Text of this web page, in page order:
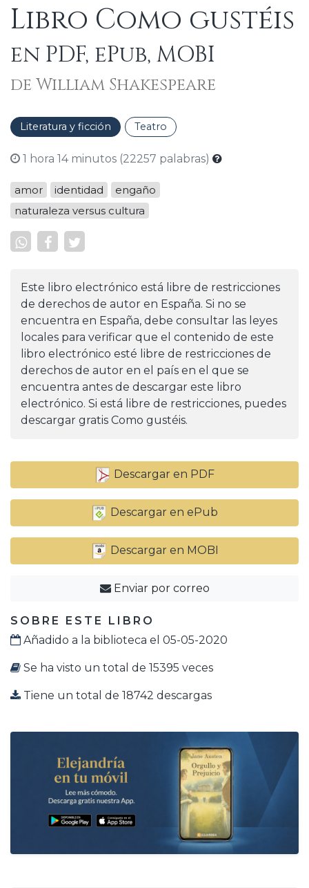
Libro Como gustéis
en PDF, ePub, MOBI
de William Shakespeare
Literatura y ficción Teatro
1 hora 14 minutos (22257 palabras)
amor identidad
engaño
naturaleza versus cultura
Este libro electrónico está libre de restricciones
de derechos de autor en España. Si no se
encuentra en España, debe consultar las leyes
locales para verificar que el contenido de este
libro electrónico esté libre de restricciones de
derechos de autor en el país en el que se
encuentra antes de descargar este libro
electrónico. Si está libre de restricciones, puedes
descargar gratis Como gustéis.
Descargar en PDF
Descargar en ePub
Descargar en MOBI
Enviar por correo
SOBRE ESTE LIBRO
Añadido a la biblioteca el 05-05-2020
Se ha visto un total de 15395 veces
Tiene un total de 18742 descargas